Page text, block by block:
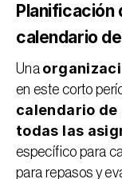
Planificación
calendario
Una
en este corto
calendario
todas las
específico para